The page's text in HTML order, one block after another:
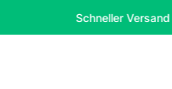
Schneller Versand